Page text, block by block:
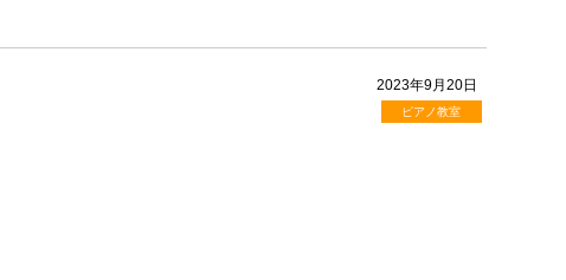
2023年9月20日
ピアノ教室